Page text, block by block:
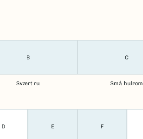
B
Svært ru
C
Små hulrom
D E F